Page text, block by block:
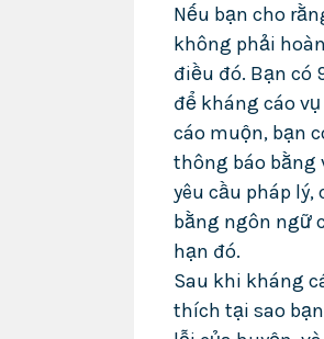
Nếu bạn cho
không phải
điều đó. Bạn có
để kháng cáo
cáo muộn, bạn
thông báo bằng
yêu cầu pháp
bằng ngôn ngữ
hạn đó.
Sau khi kháng
thích tại sao